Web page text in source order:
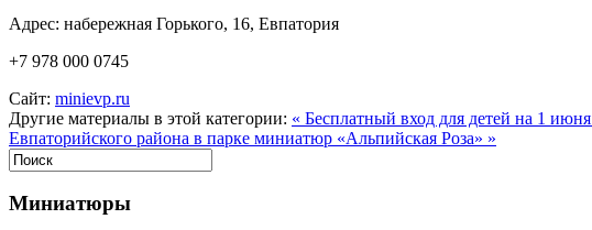
Адрес: набережная Горького, 16, Евпатория
+7 978 000 0745
Сайт: minievp.ru
Другие материалы в этой категории: « Бесплатный вход для детей на 1 июня
Евпаторийского района в парке миниатюр «Альпийская Роза» »
Миниатюры